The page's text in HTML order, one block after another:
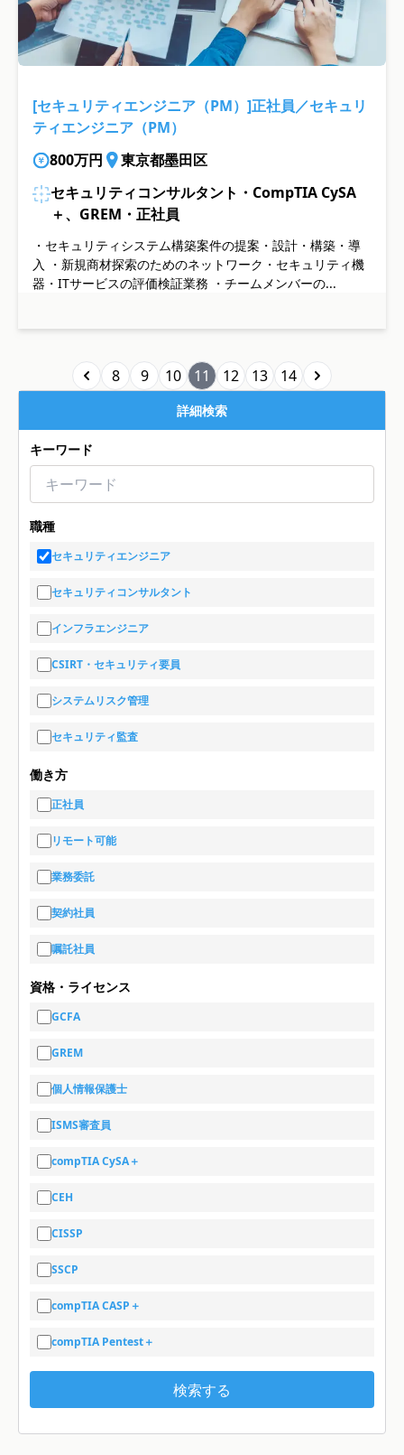
詳細検索
キーワード
職種
セキュリティエンジニア
セキュリティコンサルタント
インフラエンジニア
CSIRT・セキュリティ要員
システムリスク管理
セキュリティ監査
働き方
正社員
リモート可能
業務委託
契約社員
嘱託社員
資格・ライセンス
GCFA
GREM
個人情報保護士
ISMS審査員
compTIA CySA＋
CEH
CISSP
SSCP
compTIA CASP＋
compTIA Pentest＋
検索する
[セキュリティエンジニア（PM）]正社員／セキュリ
ティエンジニア（PM）
800万円
東京都墨田区
セキュリティコンサルタント・CompTIA CySA
＋、GREM・正社員
・セキュリティシステム構築案件の提案・設計・構築・導
入 ・新規商材探索のためのネットワーク・セキュリティ機
器・ITサービスの評価検証業務 ・チームメンバーの...
8 9 10 11 12 13 14